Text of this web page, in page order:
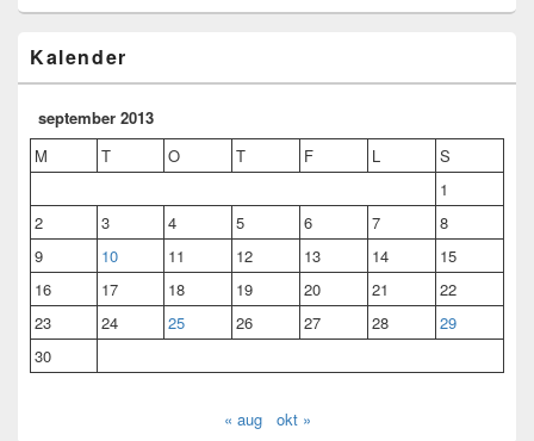
Kalender
september 2013
M
T O T F L
S
1
2
3 4 5 6 7
8
9
10 11 12 13 14
15
16
17 18 19 20 21
22
23
24 25 26 27 28
29
30
« aug okt »